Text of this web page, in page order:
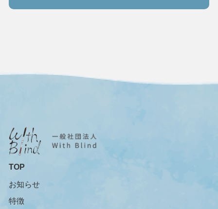
TOP
お知らせ
特徴